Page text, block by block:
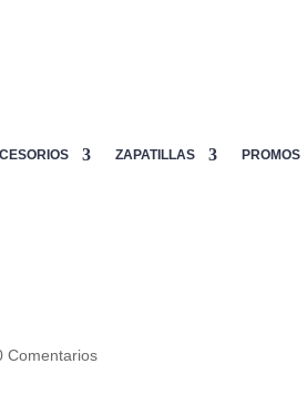
ZAPATILLAS PROMOS
Comentarios